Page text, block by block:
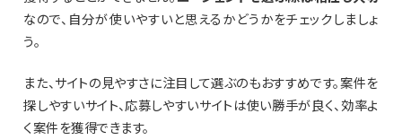
なので、自分が使いやすいと思えるかどうかをチェックしましょ
う。
また、サイトの見やすさに注目して選ぶのもおすすめです。案件を
探しやすいサイト、応募しやすいサイトは使い勝手が良く、効率よ
く案件を獲得できます。